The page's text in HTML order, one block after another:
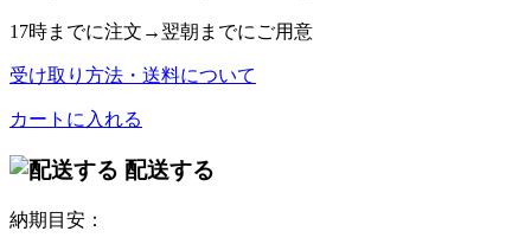
17時までに注文→ 翌朝 までにご用意
受け取り方法・送料について
カートに入れる
配送する
納期目安：